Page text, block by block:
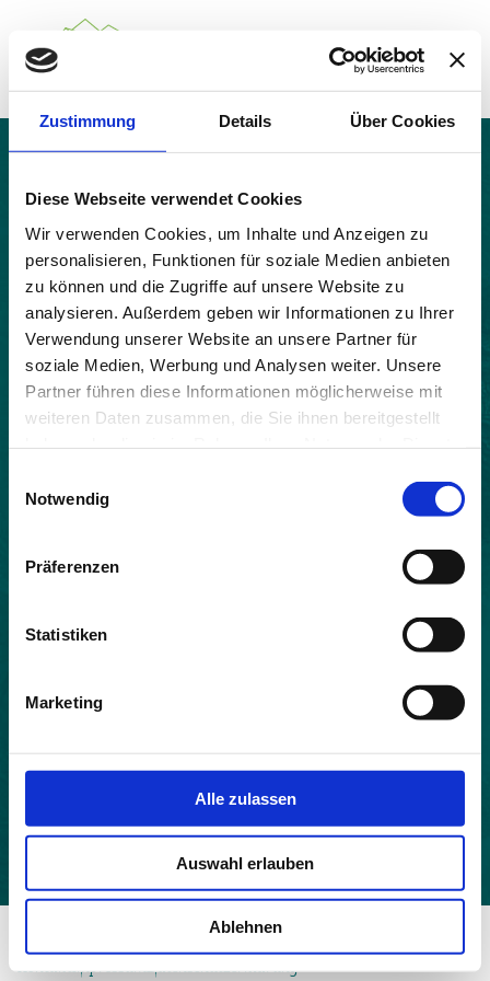
Zustimmung Details Über Cookies
Diese Webseite verwendet Cookies
Wir verwenden Cookies, um Inhalte und Anzeigen zu
personalisieren, Funktionen für soziale Medien anbieten
zu können und die Zugriffe auf unsere Website zu
analysieren. Außerdem geben wir Informationen zu Ihrer
Verwendung unserer Website an unsere Partner für
soziale Medien, Werbung und Analysen weiter. Unsere
Partner führen diese Informationen möglicherweise mit
weiteren Daten zusammen, die Sie ihnen bereitgestellt
Notwendig
Präferenzen
Statistiken
Marketing
Alle zulassen
Auswahl erlauben
Ablehnen
Über das Gemeindenetzwerk
Themen
Alpine Kooperationen
Termine
DeutschItaliano Français SlovenščinaEnglish
Chalancon
Land:
Beitrittsjahr:
Einwohner:
Fläche:
KontaktImpressumDatenschutzerklärung